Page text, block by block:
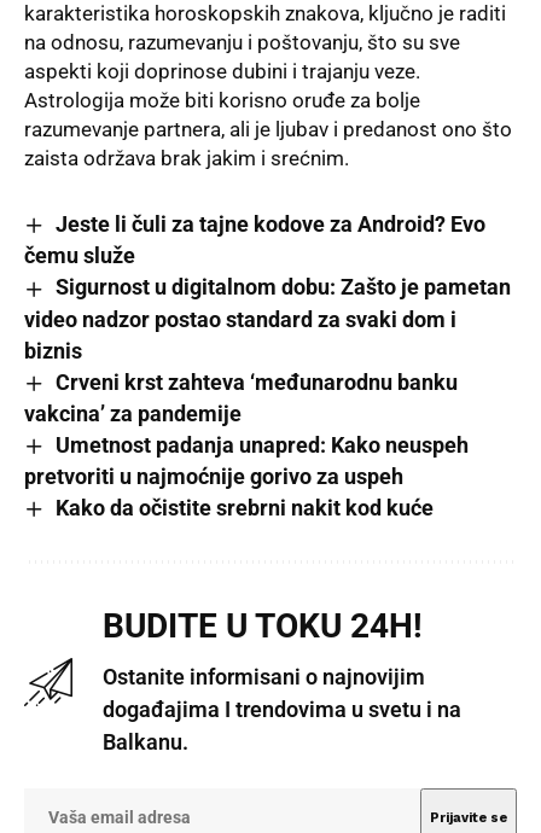
karakteristika horoskopskih znakova, ključno je raditi
na odnosu, razumevanju i poštovanju, što su sve
aspekti koji doprinose dubini i trajanju veze.
Astrologija može biti korisno oruđe za bolje
razumevanje partnera, ali je ljubav i predanost ono što
zaista održava brak jakim i srećnim.
Jeste li čuli za tajne kodove za Android? Evo
čemu služe
Sigurnost u digitalnom dobu: Zašto je pametan
video nadzor postao standard za svaki dom i
biznis
Crveni krst zahteva ‘međunarodnu banku
vakcina’ za pandemije
Umetnost padanja unapred: Kako neuspeh
pretvoriti u najmoćnije gorivo za uspeh
Kako da očistite srebrni nakit kod kuće
BUDITE U TOKU 24H!
Ostanite informisani o najnovijim
događajima I trendovima u svetu i na
Balkanu.